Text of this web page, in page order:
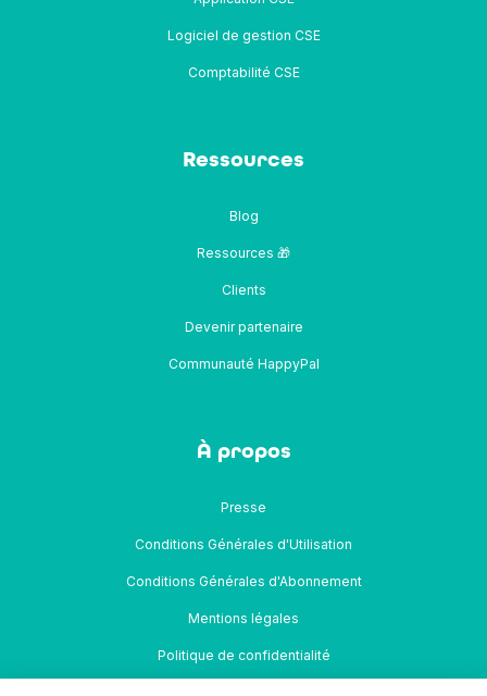
Logiciel de gestion CSE
Comptabilité CSE
Ressources
Blog
Ressources 🎁
Clients
Devenir partenaire
Communauté HappyPal
À propos
Presse
Conditions Générales d'Utilisation
Conditions Générales d'Abonnement
Mentions légales
Politique de confidentialité